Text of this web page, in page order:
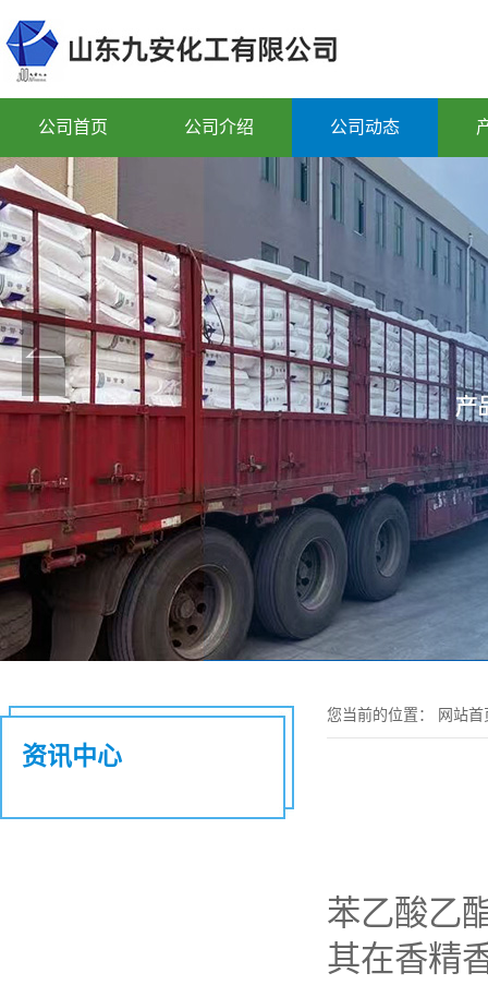
公司首页 公司介绍 公司动态
资讯中心
您当前的位置： 网站首
苯乙酸乙
其在香精